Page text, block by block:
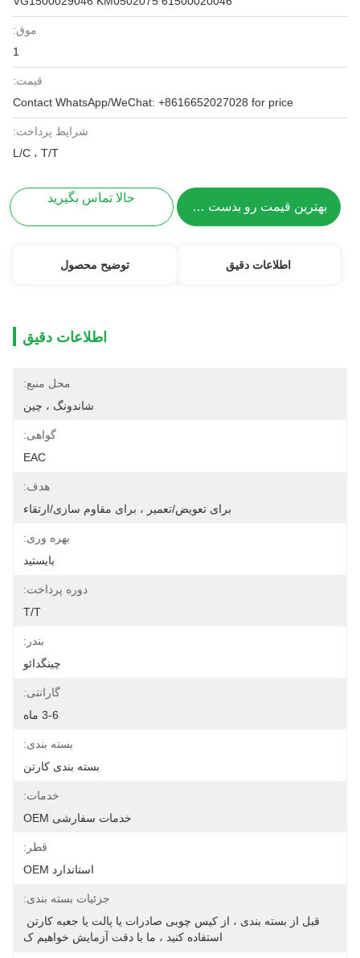
موق:
1
قیمت:
Contact WhatsApp/WeChat: +8616652027028 for price
شرایط پرداخت:
L/C ، T/T
بهترین قیمت رو بدست بیار
حالا تماس بگیرید
اطلاعات دقیق توضیح محصول
اطلاعات دقیق
محل منبع:
شاندونگ ، چین
گواهی:
EAC
هدف:
برای تعویض/تعمیر ، برای مقاوم سازی/ارتقاء
بهره وری:
بایستید
دوره پرداخت:
T/T
بندر:
چینگدائو
گارانتی:
3-6 ماه
بسته بندی:
بسته بندی کارتن
خدمات:
خدمات سفارشی OEM
قطر:
استاندارد OEM
جزئیات بسته بندی:
استفاده کنید ، ما با دقت آزمایش خواهیم ک